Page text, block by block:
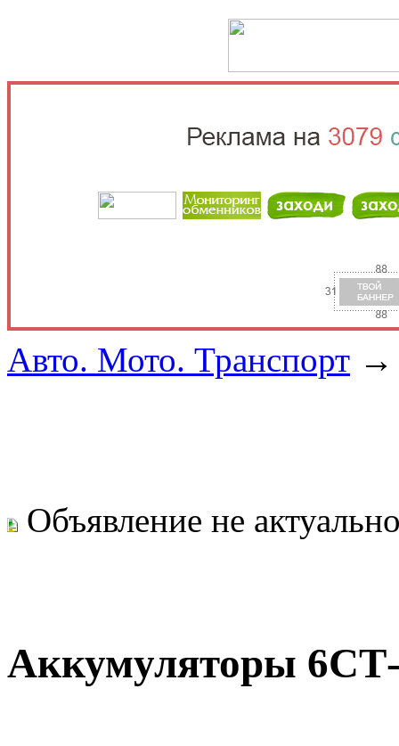
Авто. Мото. Транспорт
Объявление не
Аккумуляторы